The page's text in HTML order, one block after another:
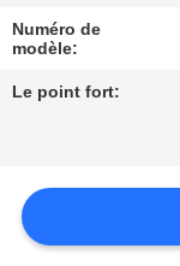
PLAN
DU
SITE
POLICY
Numéro de
modèle:
Le point fort: